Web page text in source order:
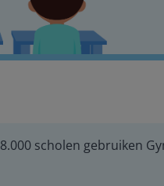
8.000 scholen gebruiken